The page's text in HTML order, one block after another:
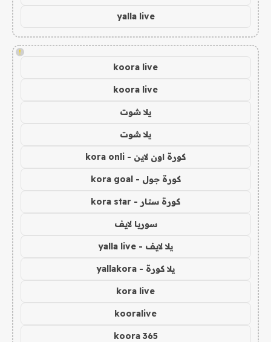
yalla live
!
koora live
koora live
يلا شوت
يلا شوت
كورة اون لاين - kora onli
كورة جول - kora goal
كورة ستار - kora star
سوريا لايف
يلا لايف - yalla live
يلا كورة - yallakora
kora live
kooralive
koora 365